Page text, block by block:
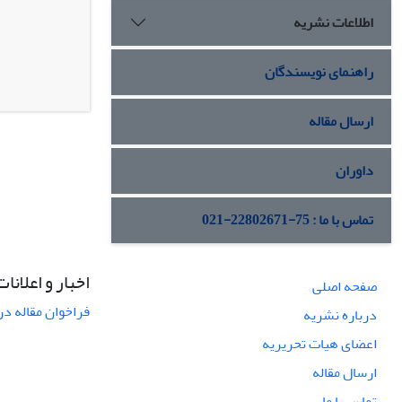
اطلاعات نشریه
راهنمای نویسندگان
ارسال مقاله
داوران
تماس با ما : 75-22802671-021
صفحه اصلی
درباره نشریه
اعضای هیات تحریریه
ارسال مقاله
اخبار و
فراخوان مقاله